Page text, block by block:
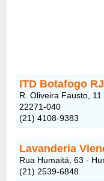
ITD Botafogo RJ
R. Oliveira Fausto,
22271-040
(21) 4108-9383
Lavanderia
Rua Humaitá, 63 -
(21) 2539-6848